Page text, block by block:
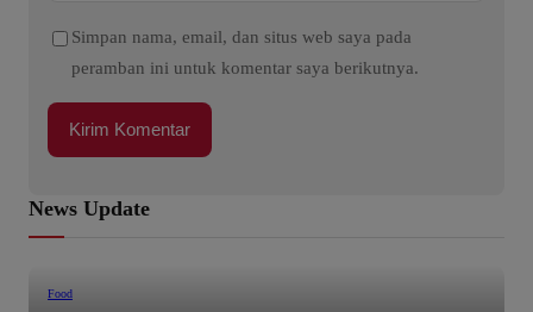
Simpan nama, email, dan situs web saya pada
peramban ini untuk komentar saya berikutnya.
News Update
Food